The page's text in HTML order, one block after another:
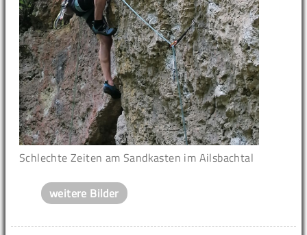
Schlechte Zeiten am Sandkasten im Ailsbachtal
weitere Bilder